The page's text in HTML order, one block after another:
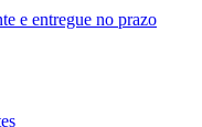
e entregue no prazo